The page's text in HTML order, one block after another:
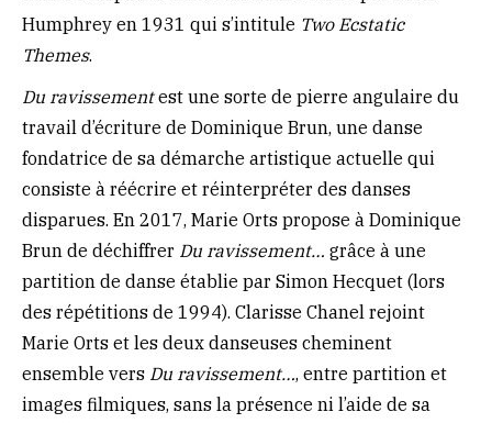
Humphrey en 1931 qui s’intitule Two Ecstatic
Themes.
Du ravissementest une sorte de pierre angulaire du
travail d’écriture de Dominique Brun, une danse
fondatrice de sa démarche artistique actuelle qui
consiste à réécrire et réinterpréter des danses
disparues. En 2017, Marie Orts propose à Dominique
Brun de déchiffrer Du ravissement… grâce à une
partition de danse établie par Simon Hecquet (lors
des répétitions de 1994). Clarisse Chanel rejoint
Marie Orts et les deux danseuses cheminent
ensemble vers Du ravissement…, entre partition et
images filmiques, sans la présence ni l’aide de sa